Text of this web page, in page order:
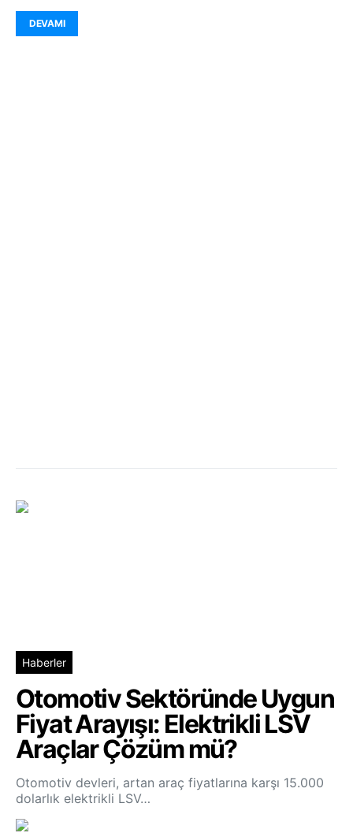
DEVAMI
Haberler
Otomotiv Sektöründe Uygun
Fiyat Arayışı: Elektrikli LSV
Araçlar Çözüm mü?
Otomotiv devleri, artan araç fiyatlarına karşı 15.000
dolarlık elektrikli LSV…